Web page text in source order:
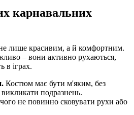
карнавальних
лише красивим, а й комфортним.
– вони активно рухаються,
в іграх.
Костюм має бути м'яким, без
подразнень.
не повинно сковувати рухи або